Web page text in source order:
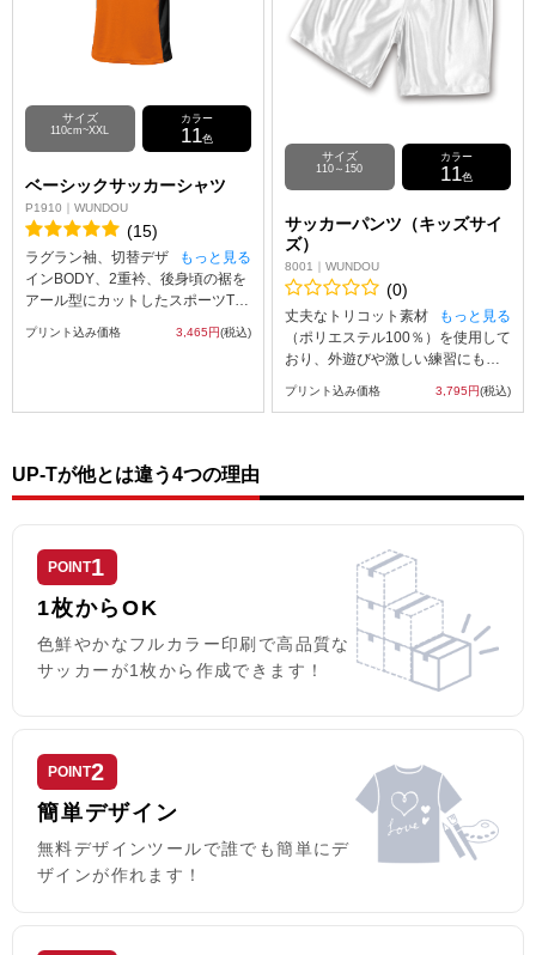
サイズ
110cm~XXL
カラー
11色
ベーシックサッカーシャツ
P1910｜WUNDOU
(15)
もっと見る
ラグラン袖、切替デザ
インBODY、2重衿、後身頃の裾を
アール型にカットしたスポーツTシ
ャツ。吸汗速乾ポリ100％、表面が
ツルっとしていてプリントしやす
も強くなっています。 あらゆるス
ュニアから大人までの10サイズ展
開が最大の特徴。 野球、ハンドボ
利用いただいています。
プリント込み価格 3,465円(税込)
サイズ
110～150
カラー
11色
サッカーパンツ（キッズサイ
ズ）
8001｜WUNDOU
(0)
もっと見る
丈夫なトリコット素材
（ポリエステル100％）を使用して
おり、外遊びや激しい練習にも耐
える耐久性があります。
価格がリーズナブルなため、成長
※お客様の閲覧環境により、商品
の色が実際と異なって見える場合
がございます。
プリント込み価格 3,795円(税込)
UP-Tが他とは違う4つの理由
POINT1
1枚からOK
色鮮やかなフルカラー印刷で高品質な
サッカーが1枚から作成できます！
POINT2
簡単デザイン
無料デザインツールで誰でも簡単にデ
ザインが作れます！